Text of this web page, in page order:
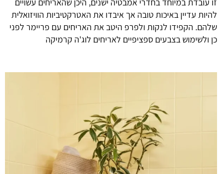
להיות עדיין באיכות טובה אך איבדו את האטרקטיביות הוויזואלית
שלהם. הקפידו לנקות ולפרפ היטב את האריחים עם פריימר לפני
כן ולשימוש בצבעים ספציפיים לאריחים לוג'ה קרמיקה